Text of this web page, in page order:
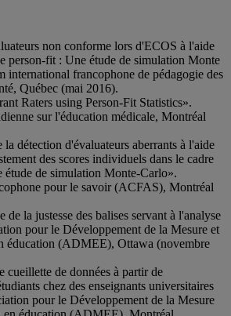
non conforme lors d'ECOS à l'aide
person-fit : Une étude de simulation Monte
international francophone de pédagogie des
Québec (mai 2016).
Raters using Person-Fit Statistics».
sur l'éducation médicale, Montréal
détection d'évaluateurs aberrants à l'aide
des scores individuels dans le cadre
étude de simulation Monte-Carlo».
pour le savoir (ACFAS), Montréal
de la justesse des balises servant à l'analyse
pour le Développement de la Mesure et
éducation (ADMEE), Ottawa (novembre
cueillette de données à partir de
chez des enseignants universitaires
pour le Développement de la Mesure